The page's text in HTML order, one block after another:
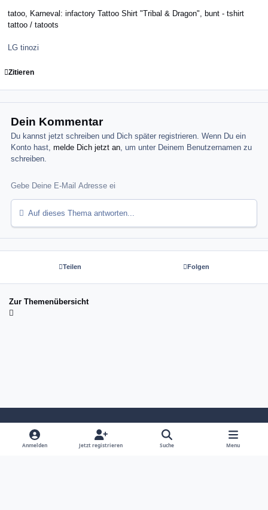
tatoo, Karneval: infactory Tattoo Shirt "Tribal & Dragon", bunt - tshirt
tattoo / tatoots
LG tinozi
Zitieren
Dein Kommentar
Du kannst jetzt schreiben und Dich später registrieren. Wenn Du ein
Konto hast,melde Dich jetzt an , um unter Deinem Benutzernamen zu
schreiben.
Auf dieses Thema antworten...
Teilen Folgen
Zur Themenübersicht
Light ModeDark ModeSystem Preference
Anmelden Jetzt registrieren Suche Menu